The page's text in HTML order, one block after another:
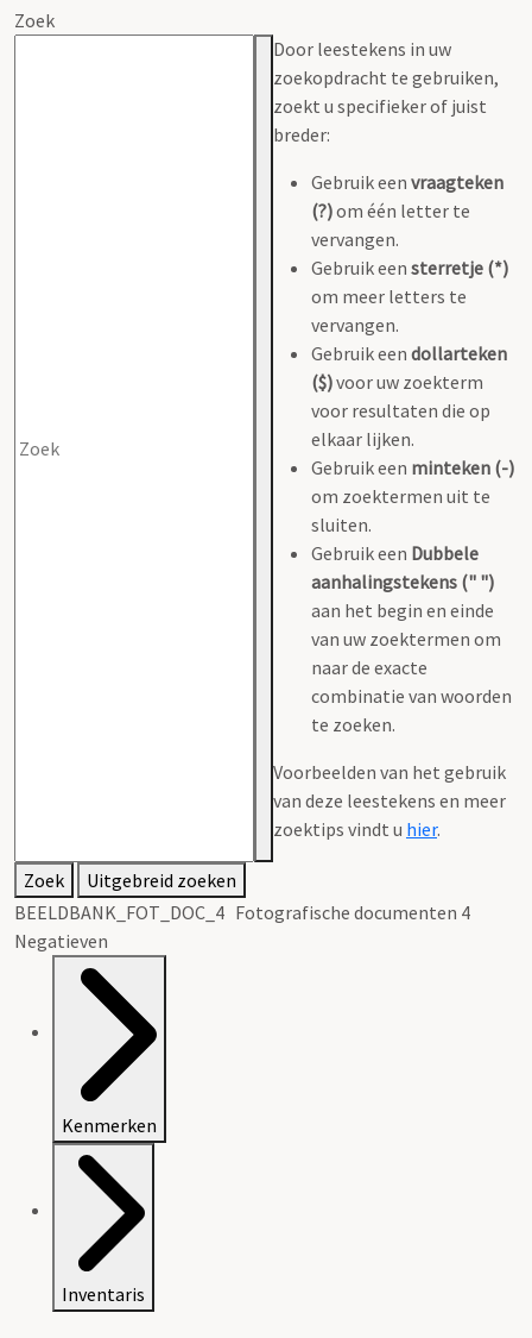
Zoek
Door leestekens in uw
zoekopdracht te gebruiken,
zoekt u specifieker of juist
breder:
Gebruik een vraagteken
(?)om één letter te
vervangen.
Gebruik een sterretje (*)
om meer letters te
vervangen.
Gebruik een dollarteken
($)voor uw zoekterm
voor resultaten die op
elkaar lijken.
Gebruik een minteken (-)
om zoektermen uit te
sluiten.
Gebruik een Dubbele
aanhalingstekens (" ")
aan het begin en einde
van uw zoektermen om
naar de exacte
combinatie van woorden
te zoeken.
Voorbeelden van het gebruik
van deze leestekens en meer
zoektips vindt u hier.
Zoek
Uitgebreid zoeken
BEELDBANK_FOT_DOC_4 Fotografische documenten 4
Negatieven
Kenmerken
Inventaris